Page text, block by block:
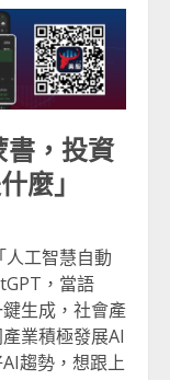
書，投資
麼」
人工智慧自動
，當語
生成，社會產
業積極發展AI
趨勢，想跟上